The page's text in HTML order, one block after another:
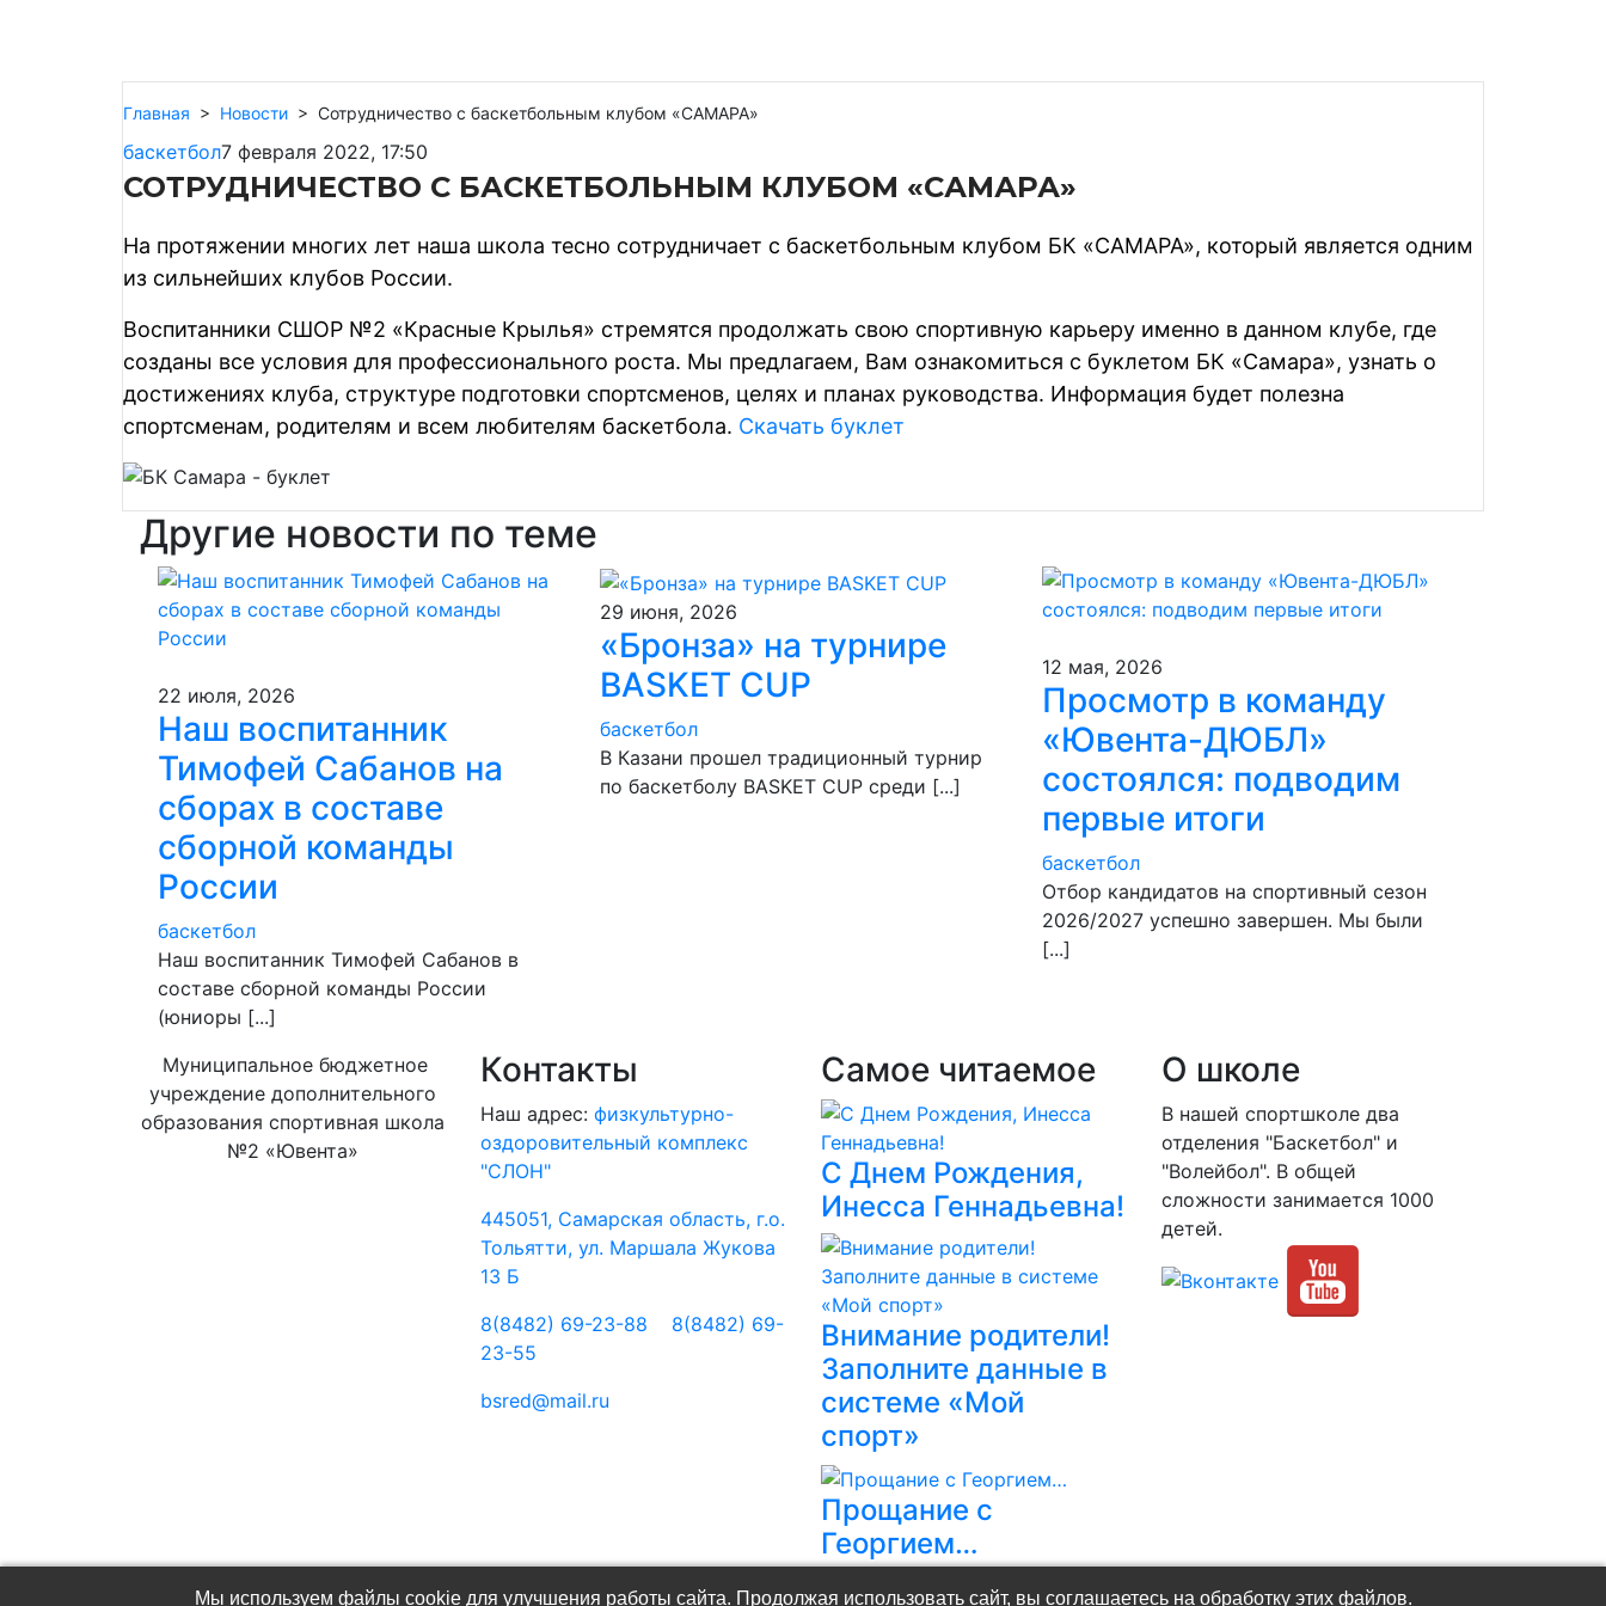
Главная > Новости > Сотрудничество с баскетбольным клубом «САМАРА»
баскетбол7 февраля 2022, 17:50
СОТРУДНИЧЕСТВО С БАСКЕТБОЛЬНЫМ КЛУБОМ «САМАРА»
На протяжении многих лет наша школа тесно сотрудничает с баскетбольным клубом БК «САМАРА», который является одним
из сильнейших клубов России.
Воспитанники СШОР №2 «Красные Крылья» стремятся продолжать свою спортивную карьеру именно в данном клубе, где
созданы все условия для профессионального роста. Мы предлагаем, Вам ознакомиться с буклетом БК «Самара», узнать о
достижениях клуба, структуре подготовки спортсменов, целях и планах руководства. Информация будет полезна
спортсменам, родителям и всем любителям баскетбола. Скачать буклет
Другие новости по теме
22 июля, 2026
Наш воспитанник
Тимофей Сабанов на
сборах в составе
сборной команды
России
баскетбол
Наш воспитанник Тимофей Сабанов в
составе сборной команды России
(юниоры [...]
29 июня, 2026
«Бронза» на турнире
BASKET CUP
баскетбол
В Казани прошел традиционный турнир
по баскетболу BASKET CUP среди [...]
12 мая, 2026
Просмотр в команду
«Ювента-ДЮБЛ»
состоялся: подводим
первые итоги
баскетбол
​Отбор кандидатов на спортивный сезон
2026/2027 успешно завершен. Мы были
[...]
Муниципальное бюджетное
учреждение дополнительного
образования спортивная школа
№2 «Ювента»
Контакты
Наш адрес: физкультурно-
оздоровительный комплекс
"СЛОН"
445051, Самарская область, г.о.
Тольятти, ул. Маршала Жукова
13 Б
8(8482) 69-23-88
8(8482) 69-
23-55
bsred@mail.ru
Самое читаемое
С Днем Рождения,
Инесса Геннадьевна!
Внимание родители!
Заполните данные в
системе «Мой
спорт»
Прощание с
Георгием…
О школе
В нашей спортшколе два
отделения "Баскетбол" и
"Волейбол". В общей
сложности занимается 1000
детей.
(C) МБУДО СШ №2 «Ювента»
Мы используем файлы cookie для улучшения работы сайта. Продолжая использовать сайт, вы соглашаетесь на обработку этих файлов.